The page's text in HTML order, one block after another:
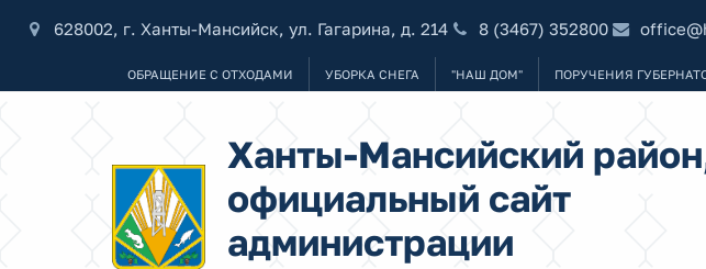
628002, г. Ханты-Мансийск, ул. Гагарина, д. 214 8 (3467) 352800
ОБРАЩЕНИЕ С ОТХОДАМИ УБОРКА СНЕГА "НАШ ДОМ" ПОРУЧЕНИЯ
Ханты-Мансийский
официальный сайт
администрации